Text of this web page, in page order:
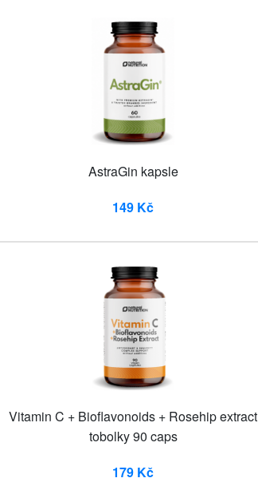
AstraGin kapsle
149 Kč
Vitamin C + Bioflavonoids + Rosehip extract
tobolky 90 caps
179 Kč